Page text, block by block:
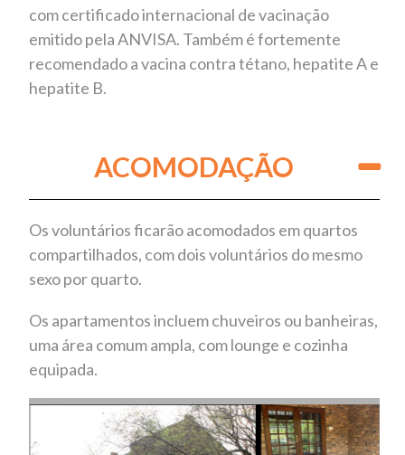
com certificado internacional de vacinação
emitido pela ANVISA. Também é fortemente
recomendado avacina contra tétano, hepatite A e
hepatite B.
ACOMODAÇÃO
Os voluntários ficarão acomodados em quartos
compartilhados, com dois voluntários do mesmo
sexo por quarto.
Os apartamentos incluem chuveiros ou banheiras,
uma área comum ampla, com lounge e cozinha
equipada.